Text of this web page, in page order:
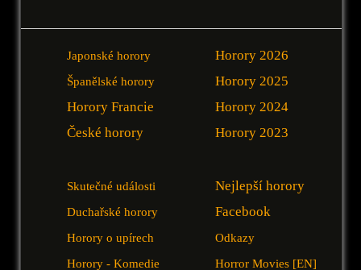
Japonské horory
Španělské horory
Horory Francie
České horory
Horory 2026
Horory 2025
Horory 2024
Horory 2023
Skutečné události
Duchařské horory
Horory o upírech
Horory - Komedie
Nejlepší horory
Facebook
Odkazy
Horror Movies [EN]